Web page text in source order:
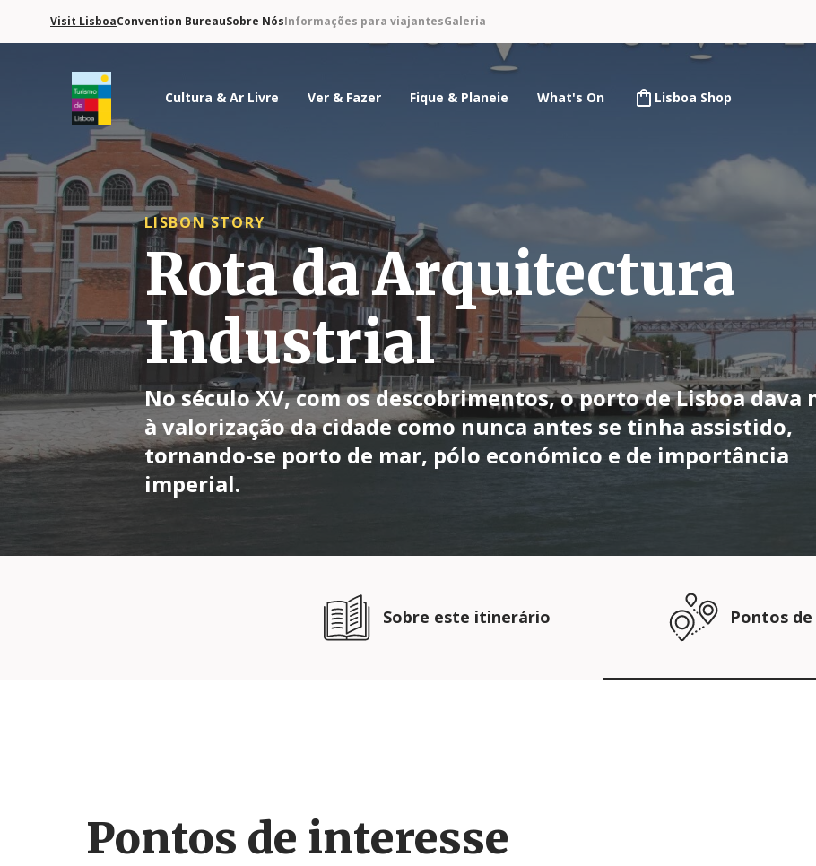
Visit LisboaConvention BureauSobre NósInformações para viajantesGaleria
Logo do Turismo de Lisboa
Cultura & Ar Livre Ver & Fazer Fique & Planeie What's On Lisboa Shop
LISBON STORY
Rota da Arquitectura
Industrial
No século XV, com os descobrimentos, o porto de Lisboa dava
à valorização da cidade como nunca antes se tinha assistido,
tornando-se porto de mar, pólo económico e de importância
imperial.
Sobre este itinerário Pontos
Pontos de interesse